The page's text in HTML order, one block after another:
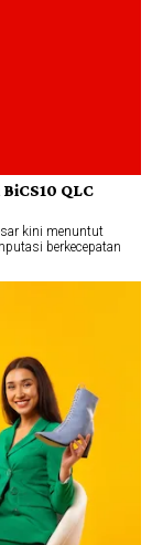
QLC
kini menuntut
berkecepatan